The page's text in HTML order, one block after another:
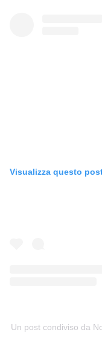
Visualizza questo
Un post condiviso da